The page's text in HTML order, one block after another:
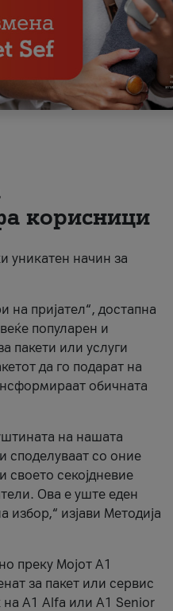
корисници
уникатен начин за
пријател“, достапна
популарен и
пакети или услуги
да го подарат на
обичната
на нашата
споделуваат со оние
своето секојдневие
Ова е уште еден
избор,“ изјави Методија
преку Мојот А1
за пакет или сервис
на А1 Alfa или A1 Senior